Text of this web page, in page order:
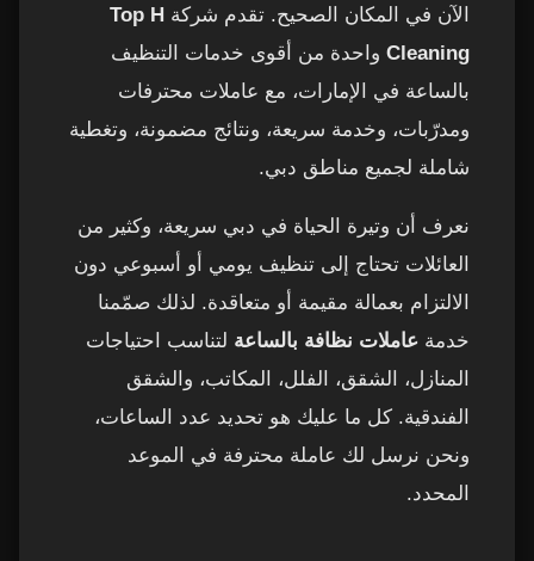
ما هي أهم المهام التي تقوم بها عاملات التنظيف
بالساعة؟
8 هل يمكن للعاملات تنفيذ تنظيف عميق مع ساعات
العمل؟
9
متى تحتاج إلى عاملات تنظيف بالساعة وليس خدمة
تنظيف كاملة؟
10 هل يمكن اختيار نفس العاملة في كل زيارة؟
11 عاملات تنظيف بالساعة في دبي – تغطية شاملة
لكل المناطق
12
أشياء يمكن طلبها من العاملة لتحسين جودة
التنظيف
الآن في المكان الصحيح. تقدم شركة Top H
Cleaning واحدة من أقوى خدمات التنظيف
بالساعة في الإمارات، مع عاملات محترفات
ومدرّبات، وخدمة سريعة، ونتائج مضمونة، وتغطية
شاملة لجميع مناطق دبي.
نعرف أن وتيرة الحياة في دبي سريعة، وكثير من
العائلات تحتاج إلى تنظيف يومي أو أسبوعي دون
الالتزام بعمالة مقيمة أو متعاقدة. لذلك صمّمنا
خدمة عاملات نظافة بالساعة لتناسب احتياجات
المنازل، الشقق، الفلل، المكاتب، والشقق
الفندقية. كل ما عليك هو تحديد عدد الساعات،
ونحن نرسل لك عاملة محترفة في الموعد
المحدد.